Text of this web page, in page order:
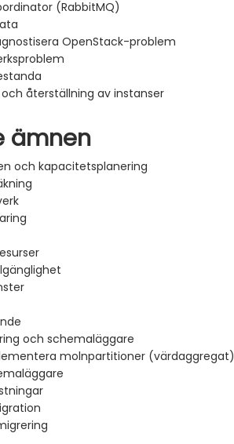
(RabbitMQ)
OpenStack-problem
återställning av instanser
ämnen
och kapacitetsplanering
och schemaläggare
molnpartitioner (värdaggregat)